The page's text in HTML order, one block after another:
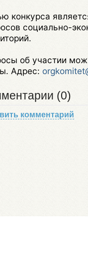
конкурса
социально-
об участии
Адрес:
(0)
комментарий